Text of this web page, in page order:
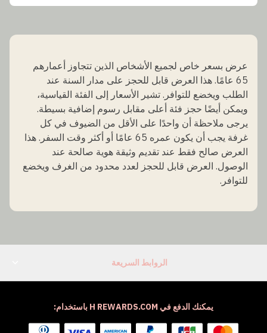
عرض بسعر خاص لجميع الأشخاص الذين تتجاوز أعمارهم
65 عامًا. هذا العرض قابل للحجز على مدار السنة عند
الطلب ويخضع للتوافر. تشير الأسعار إلى الفئة القياسية،
ويمكن أيضًا حجز فئة أعلى مقابل رسوم إضافية بسيطة.
يرجى ملاحظة أن واحدًا على الأقل من الضيوف في كل
غرفة يجب أن يكون عمره 65 عامًا أو أكثر وقت السفر. هذا
العرض صالح فقط عند تقديم وثيقة هوية صالحة عند
الوصول. العرض قابل للحجز لعدد محدود من الغرف ويخضع
للتوافر.
الروابط السريعة
يمكنك الدفع في H REWARDS.COM باستخدام: